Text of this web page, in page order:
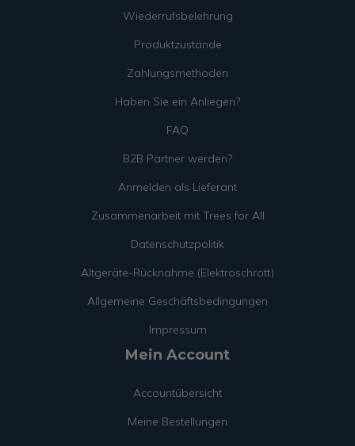
Wiederrufsbelehrung
Produktzustände
Zahlungsmethoden
Haben Sie ein Anliegen?
FAQ
B2B Partner werden?
Anmelden als Lieferant
Zusammenarbeit mit Trees for All
Datenschutzpolitik
Altgeräte-Rücknahme (Elektroschrott)
Allgemeine Geschäftsbedingungen
Impressum
Mein Account
Accountübersicht
Meine Bestellungen